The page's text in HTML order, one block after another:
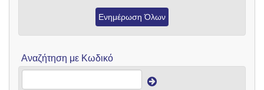
Ενημέρωση Όλων
Αναζήτηση με Κωδικό